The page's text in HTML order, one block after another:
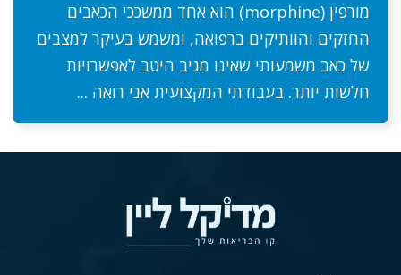
מורפין (morphine) הוא אחד ממשככי הכאבים
החזקים והוותיקים ברפואה, ומשמש בעיקר למצבים
של כאב משמעותי שאינו מגיב היטב לאפשרויות
חלשות יותר. בעבודתי המקצועית אני רואה ...